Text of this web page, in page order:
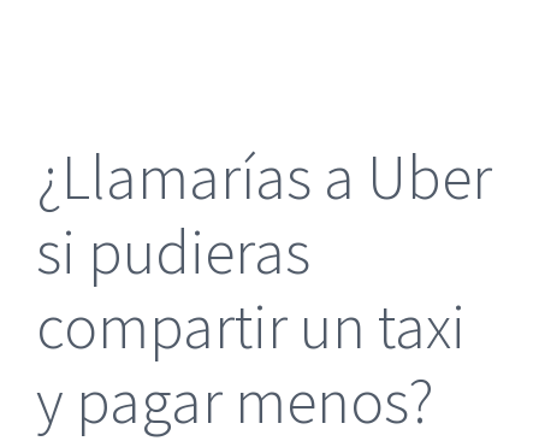
¿Llamarías a Uber
si pudieras
compartir un taxi
y pagar menos?